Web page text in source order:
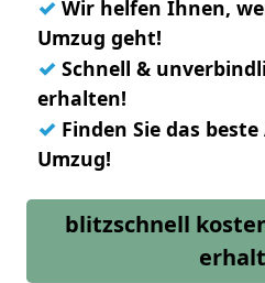
✓ Wir helfen Ihnen,
Umzug geht!
✓ Schnell &
erhalten!
✓ Finden Sie das
Umzug!
blitzschnell